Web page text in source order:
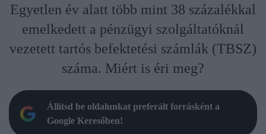
Egyetlen év alatt több mint 38 százalékkal
emelkedett a pénzügyi szolgáltatóknál
vezetett tartós befektetési számlák (TBSZ)
száma. Miért is éri meg?
Állítsd be oldalunkat preferált forrásként a
Google Keresőben!